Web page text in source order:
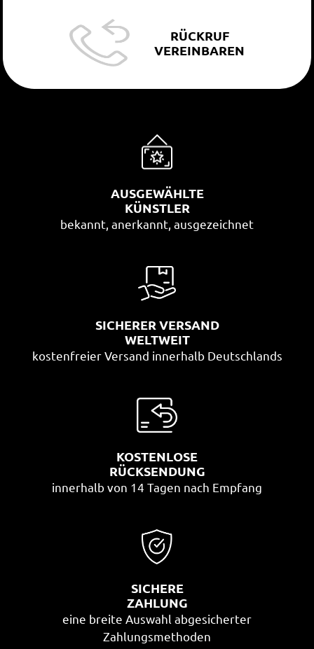
RÜCKRUF
VEREINBAREN
AUSGEWÄHLTE
KÜNSTLER
bekannt, anerkannt, ausgezeichnet
SICHERER VERSAND
WELTWEIT
kostenfreier Versand innerhalb Deutschlands
KOSTENLOSE
RÜCKSENDUNG
innerhalb von 14 Tagen nach Empfang
SICHERE
ZAHLUNG
eine breite Auswahl abgesicherter
Zahlungsmethoden